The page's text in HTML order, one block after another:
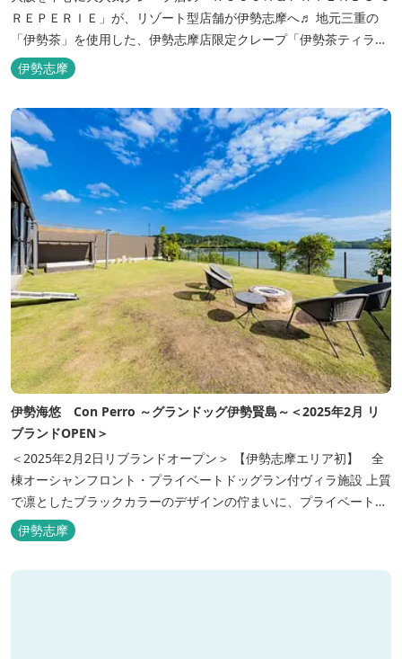
ＲＥＰＥＲＩＥ」が、リゾート型店舗が伊勢志摩へ♬ 地元三重の
「伊勢茶」を使用した、伊勢志摩店限定クレープ「伊勢茶ティラミ
ス」をはじめ、まるで「パフェ」のような創作クレープを味わえま
す。 また季節に合わせて、期間限定クレープやドリンク種類も豊富
ですので、伊勢志摩旅行の際にはぜひお立ち寄りいただければと思
います。 店舗前のテラス...
伊勢志摩
伊勢海悠 Con Perro ～グランドッグ伊勢賢島～＜2025年2月 リ
ブランドOPEN＞
＜2025年2月2日リブランドオープン＞ 【伊勢志摩エリア初】 全
棟オーシャンフロント・プライベートドッグラン付ヴィラ施設 上質
で凛としたブラックカラーのデザインの佇まいに、プライベート感
溢れる客室。 客室に一歩入れば全室海に面したオーシャンフロン
ト。 颯爽とした広いプライベートドッグランと青色に輝く英虞湾を
伊勢志摩